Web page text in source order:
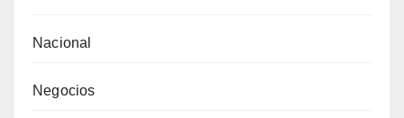
Nacional
Negocios